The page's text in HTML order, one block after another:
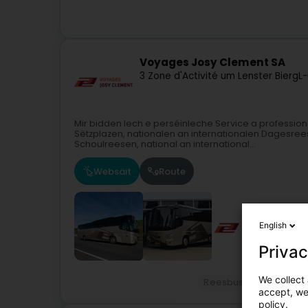
Voyages Josy Clement SA
3 Zone d'Activité um Lenster Bierg
Mir bidden Iech e perséinleche Service a
Sëtzplazen, nationalen an internationalen
Schoulreesen, national an international...
Websäit Route
Reesbussen an
English
We
accept,
policy.